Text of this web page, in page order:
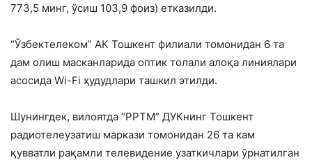
773,5 минг, ўсиш 103,9 фоиз) етказилди.
“Ўзбектелеком” АК Тошкент филиали томонидан 6 та
дам олиш масканларида оптик толали алоқа линиялари
асосида Wi-Fi ҳудудлари ташкил этилди.
Шунингдек, вилоятда “РРТМ” ДУКнинг Тошкент
радиотелеузатиш маркази томонидан 26 та кам
қувватли рақамли телевидение узаткичлари ўрнатилган